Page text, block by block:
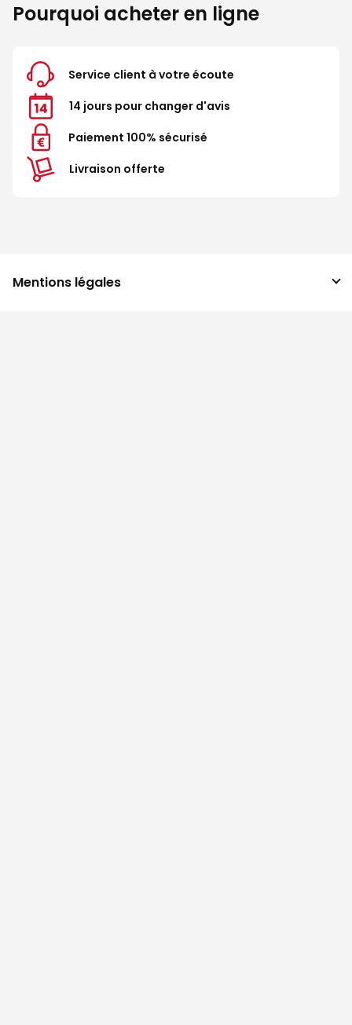
Pourquoi acheter en ligne
Service client à votre écoute
14 jours pour changer d'avis
Paiement 100% sécurisé
Livraison offerte
Mentions légales